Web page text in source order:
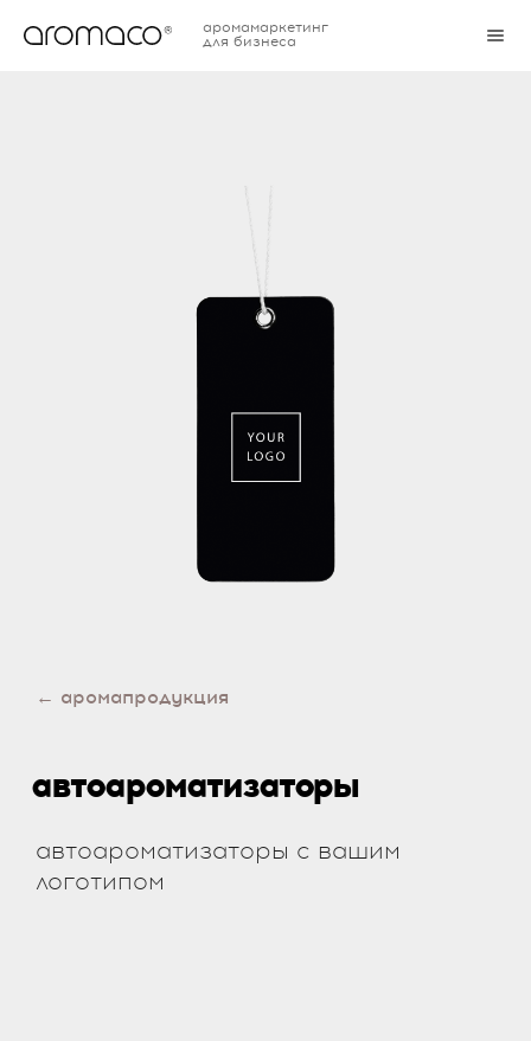
аромамаркетинг
для бизнеса
← аромапродукция
автоароматизаторы
автоароматизаторы с вашим
логотипом